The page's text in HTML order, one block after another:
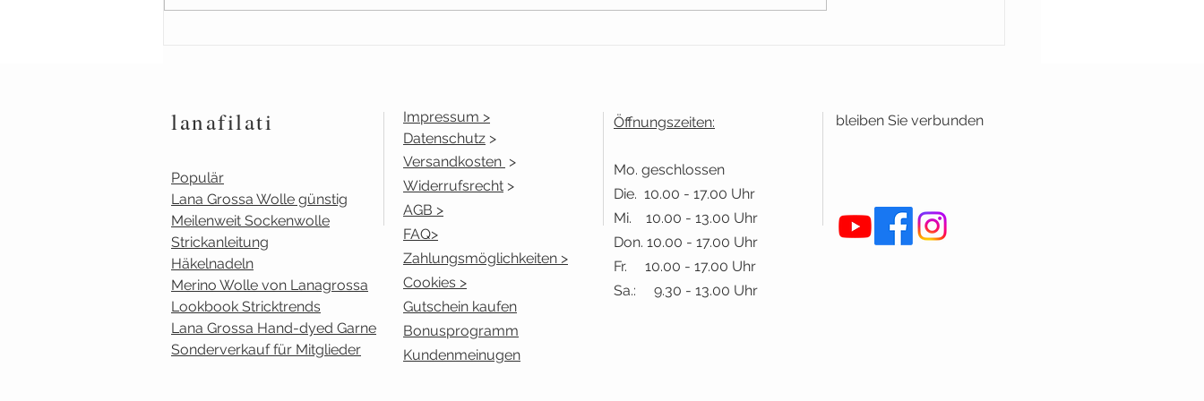
lanafilati
Populär
Lana Grossa Wolle günstig
Meilenweit Sockenwolle
Strickanleitung
Häkelnadeln
Merino Wolle von Lanagrossa
Lookbook Stricktrends
Lana Grossa Hand-dyed Garne
Sonderverkauf für Mitglieder
Impressum >
Datenschutz >
Versandkosten >
Widerrufsrecht >
AGB >
FAQ>
Zahlungsmöglichkeiten >
Cookies >
Gutschein kaufen
Bonusprogramm
Kundenmeinugen
Öffnungszeiten:
Mo. geschlossen
Die. 10.00 - 17.00 Uhr
Mi. 10.00 - 13.00 Uhr
Don. 10.00 - 17.00 Uhr
Fr. 10.00 - 17.00 Uhr
Sa.: 9.30 - 13.00 Uhr
bleiben Sie verbunden